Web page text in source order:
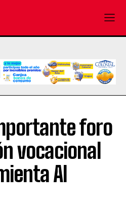
foro
vocacional
Al